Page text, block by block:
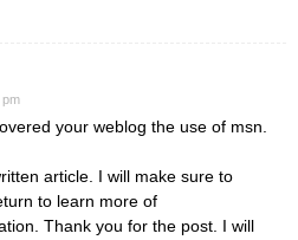
pm
your weblog the use of msn.
article. I will make sure to
to learn more of
Thank you for the post. I will